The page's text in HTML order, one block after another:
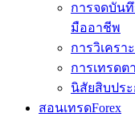
การจดบันทึ
มืออาชีพ
การวิเคร
การเทรดต
นิสัยสิบประ
สอนเทรดForex